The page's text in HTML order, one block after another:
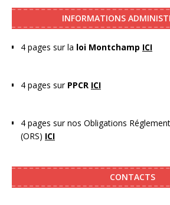
INFORMATIONS
4 pages sur la loi Montchamp ICI
4 pages sur PPCR ICI
4 pages sur nos Obligations
(ORS) ICI
CONTACTS